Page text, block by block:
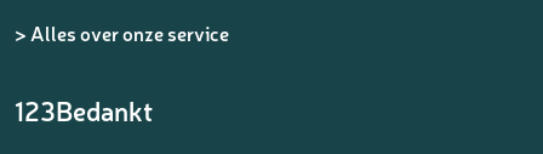
> Alles over onze service
123Bedankt